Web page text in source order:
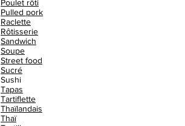
Poulet rôti
Pulled pork
Raclette
Rôtisserie
Sandwich
Soupe
Street food
Sucré
Sushi
Tapas
Tartiflette
Thaïlandais
Thaï